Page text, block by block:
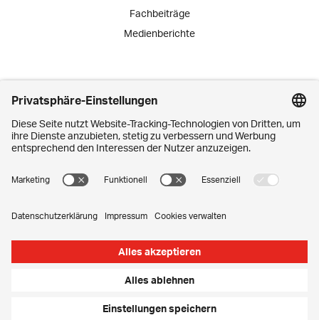
Fachbeiträge
Medienberichte
Engagement
Praktika
Schnuppertage
Mitarbeiter-Initiativen
Media Corner
Datenschutz